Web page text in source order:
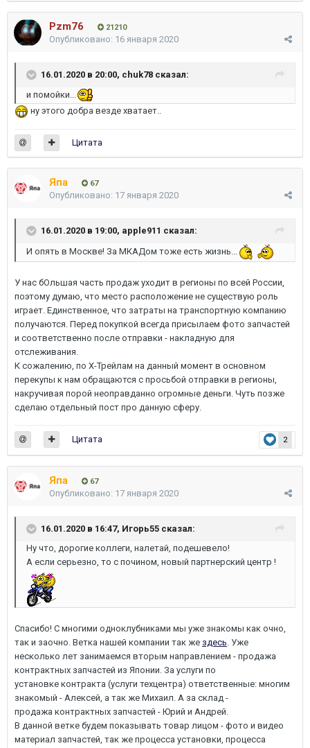
Pzm76 21210
Опубликовано: 16 января 2020
16.01.2020 в 20:00, chuk78 сказал:
и помойки...
ну этого добра везде хватает..
Цитата
Япа 67
Опубликовано: 17 января 2020
16.01.2020 в 19:00, apple911 сказал:
И опять в Москве! За МКАДом тоже есть жизнь...
У нас бОльшая часть продаж уходит в регионы по всей России,
поэтому думаю, что место расположение не существую роль
играет. Единственное, что затраты на транспортную компанию
получаются. Перед покупкой всегда присылаем фото запчастей
и соответственно после отправки - накладную для
отслеживания.
К сожалению, по Х-Трейлам на данный момент в основном
перекупы к нам обращаются с просьбой отправки в регионы,
накручивая порой неоправданно огромные деньги. Чуть позже
сделаю отдельный пост про данную сферу.
2
Цитата
Япа 67
Опубликовано: 17 января 2020
16.01.2020 в 16:47, Игорь55 сказал:
Ну что, дорогие коллеги, налетай, подешевело!
А если серьезно, то с почином, новый партнерский центр !
Спасибо! С многими одноклубниками мы уже знакомы как очно,
так и заочно. Ветка нашей компании так же здесь . Уже
несколько лет занимаемся вторым направлением - продажа
контрактных запчастей из Японии. За услуги по
установке контракта (услуги техцентра) ответственные: многим
знакомый - Алексей, а так же Михаил. А за склад -
продажа контрактных запчастей - Юрий и Андрей.
В данной ветке будем показывать товар лицом - фото и видео
материал запчастей, так же процесса установки, процесса